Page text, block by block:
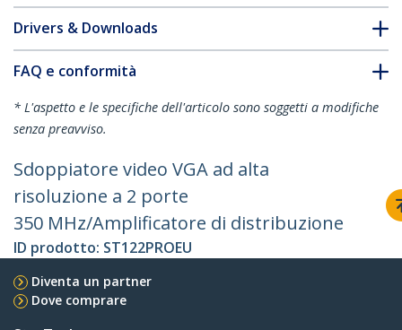
Drivers & Downloads
FAQ e conformità
* L'aspetto e le specifiche dell'articolo sono soggetti a modifiche
senza preavviso.
Sdoppiatore video VGA ad alta
risoluzione a 2 porte
350 MHz/Amplificatore di distribuzione
ID prodotto: ST122PROEU
Diventa un partner
Dove comprare